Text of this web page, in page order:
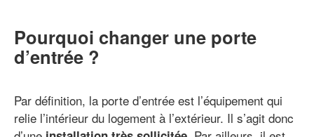
Pourquoi changer une porte
d’entrée ?
Par définition, la porte d’entrée est l’équipement qui
relie l’intérieur du logement à l’extérieur. Il s’agit donc